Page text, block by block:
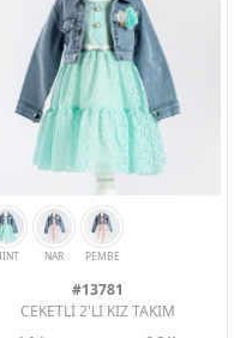
Geri Bildirim
Müşteri
Üye Ol
Giriş Yap
#13781
CEKETLİ 2'Lİ KIZ TAKIM